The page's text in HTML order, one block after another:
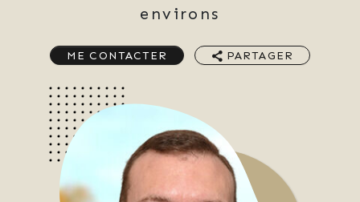
environs
ME CONTACTER PARTAGER